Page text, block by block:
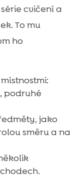
cvičení a
To mu
ho
podruhé
jako
směru a na